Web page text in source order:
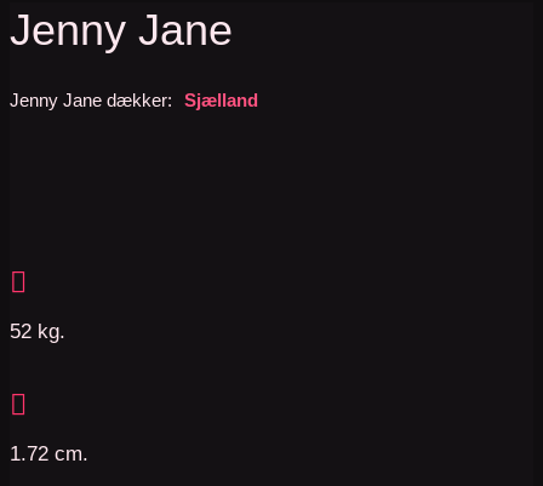
Jenny Jane
Jenny Jane dækker: Sjælland

52 kg.

1.72 cm.